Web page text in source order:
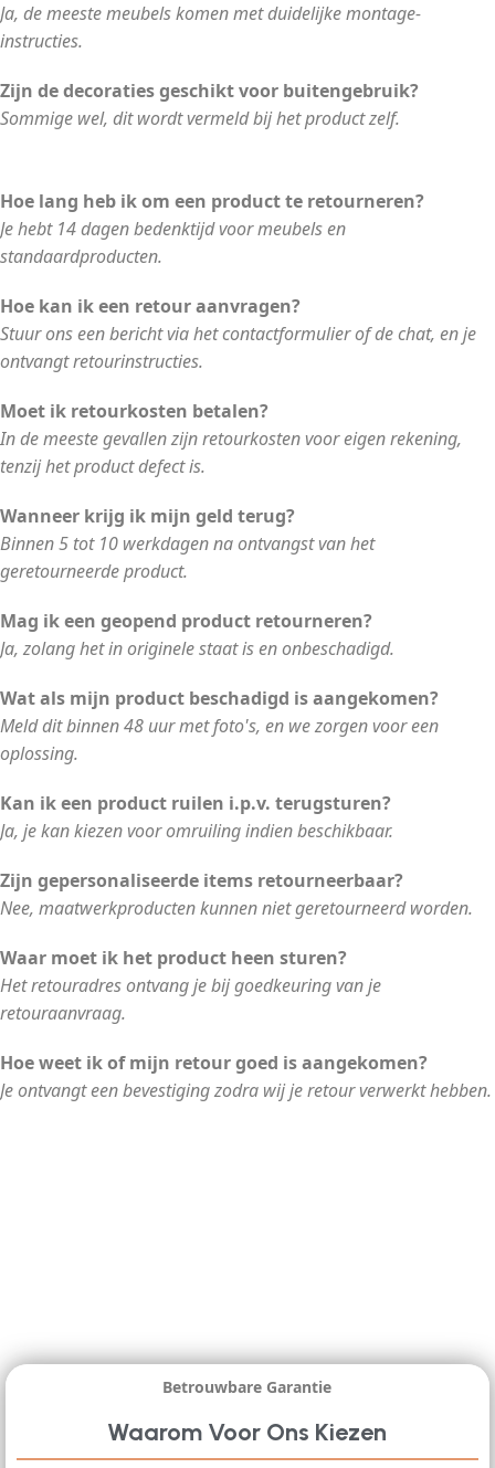
Ja, de meeste meubels komen met duidelijke montage-
instructies.
Zijn de decoraties geschikt voor buitengebruik?
Sommige wel, dit wordt vermeld bij het product zelf.
Hoe lang heb ik om een product te retourneren?
Je hebt 14 dagen bedenktijd voor meubels en
standaardproducten.
Hoe kan ik een retour aanvragen?
Stuur ons een bericht via het contactformulier of de chat, en je
ontvangt retourinstructies.
Moet ik retourkosten betalen?
In de meeste gevallen zijn retourkosten voor eigen rekening,
tenzij het product defect is.
Wanneer krijg ik mijn geld terug?
Binnen 5 tot 10 werkdagen na ontvangst van het
geretourneerde product.
Mag ik een geopend product retourneren?
Ja, zolang het in originele staat is en onbeschadigd.
Wat als mijn product beschadigd is aangekomen?
Meld dit binnen 48 uur met foto's, en we zorgen voor een
oplossing.
Kan ik een product ruilen i.p.v. terugsturen?
Ja, je kan kiezen voor omruiling indien beschikbaar.
Zijn gepersonaliseerde items retourneerbaar?
Nee, maatwerkproducten kunnen niet geretourneerd worden.
Waar moet ik het product heen sturen?
Het retouradres ontvang je bij goedkeuring van je
retouraanvraag.
Hoe weet ik of mijn retour goed is aangekomen?
Je ontvangt een bevestiging zodra wij je retour verwerkt hebben.
Betrouwbare Garantie
Waarom Voor Ons Kiezen